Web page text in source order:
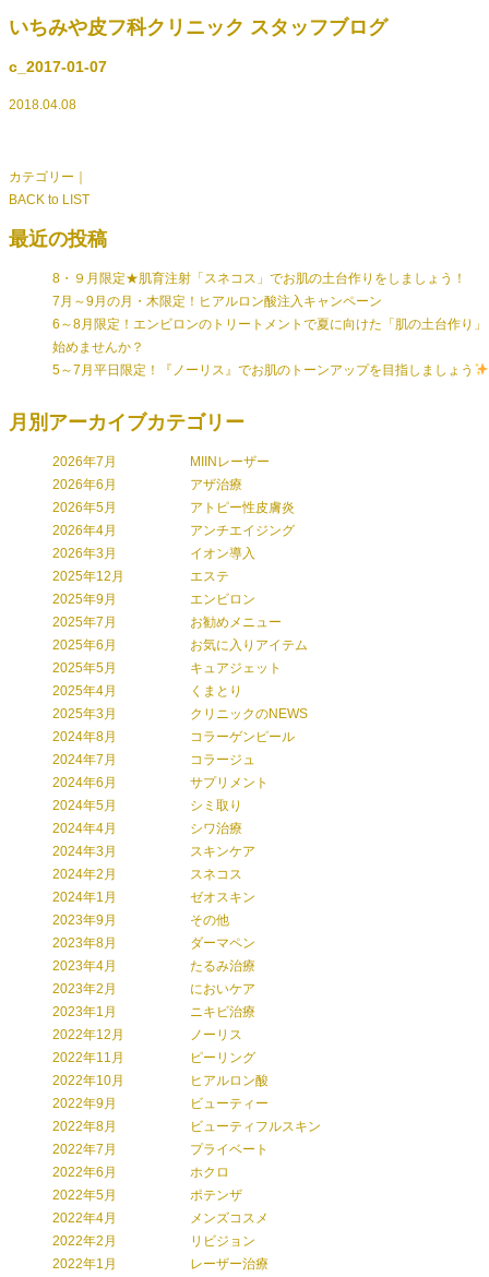
いちみや皮フ科クリニック スタッフブログ
c_2017-01-07
2018.04.08
カテゴリー｜
BACK to LIST
最近の投稿
8・９月限定★肌育注射「スネコス」でお肌の土台作りをしましょう！
7月～9月の月・木限定！ヒアルロン酸注入キャンペーン
6～8月限定！エンビロンのトリートメントで夏に向けた「肌の土台作り」
始めませんか？
5～7月平日限定！『ノーリス』でお肌のトーンアップを目指しましょう
月別アーカイブ
2026年7月
2026年6月
2026年5月
2026年4月
2026年3月
2025年12月
2025年9月
2025年7月
2025年6月
2025年5月
2025年4月
2025年3月
2024年8月
2024年7月
2024年6月
2024年5月
2024年4月
2024年3月
2024年2月
2024年1月
2023年9月
2023年8月
2023年4月
2023年2月
2023年1月
2022年12月
2022年11月
2022年10月
2022年9月
2022年8月
2022年7月
2022年6月
2022年5月
2022年4月
2022年2月
2022年1月
カテゴリー
MIINレーザー
アザ治療
アトピー性皮膚炎
アンチエイジング
イオン導入
エステ
エンビロン
お勧めメニュー
お気に入りアイテム
キュアジェット
くまとり
クリニックのNEWS
コラーゲンピール
コラージュ
サプリメント
シミ取り
シワ治療
スキンケア
スネコス
ゼオスキン
その他
ダーマペン
たるみ治療
においケア
ニキビ治療
ノーリス
ピーリング
ヒアルロン酸
ビューティー
ビューティフルスキン
プライベート
ホクロ
ポテンザ
メンズコスメ
リビジョン
レーザー治療